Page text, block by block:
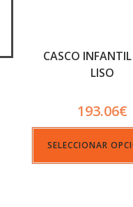
CASCO
LISO
193.06€
SELECCIONAR